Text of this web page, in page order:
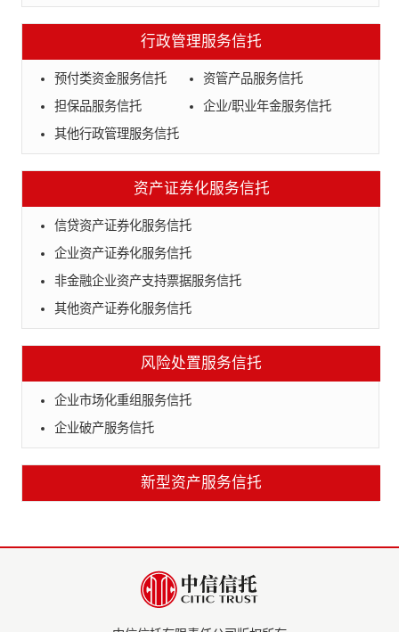
行政管理服务信托
预付类资金服务信托
资管产品服务信托
担保品服务信托
企业/职业年金服务信托
其他行政管理服务信托
资产证券化服务信托
信贷资产证券化服务信托
企业资产证券化服务信托
非金融企业资产支持票据服务信托
其他资产证券化服务信托
风险处置服务信托
企业市场化重组服务信托
企业破产服务信托
新型资产服务信托